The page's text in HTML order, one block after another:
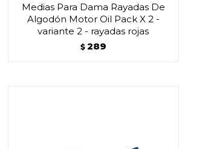
Medias Para Dama Rayadas De
Algodón Motor Oil Pack X 2 -
variante 2 - rayadas rojas
$ 289